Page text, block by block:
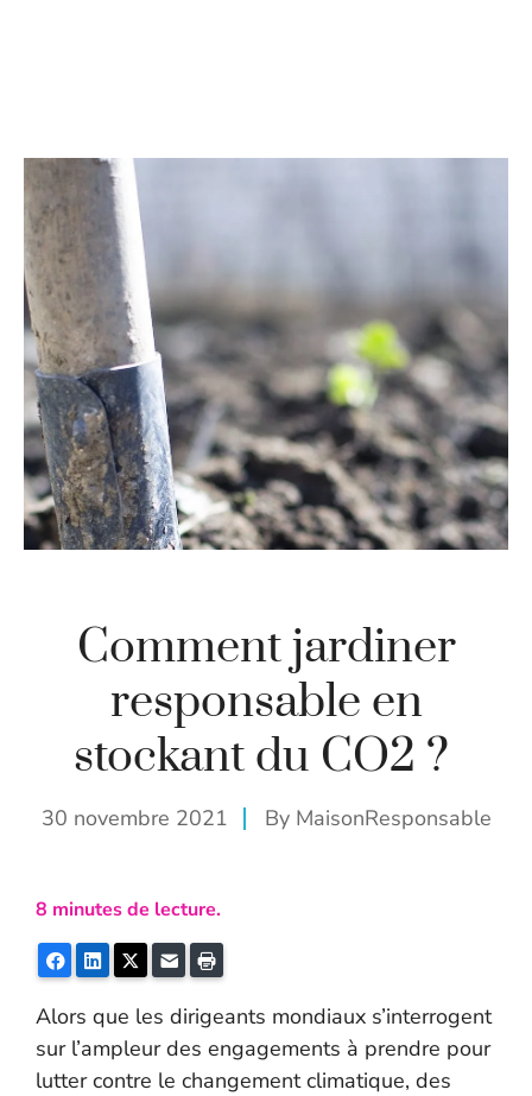
Comment jardiner
responsable en
stockant du CO2 ?
30 novembre 2021 By MaisonResponsable
8 minutes de lecture.
FacebookLinkedInTwitterE-mail
Alors que les dirigeants mondiaux s’interrogent
sur l’ampleur des engagements à prendre pour
lutter contre le changement climatique, des